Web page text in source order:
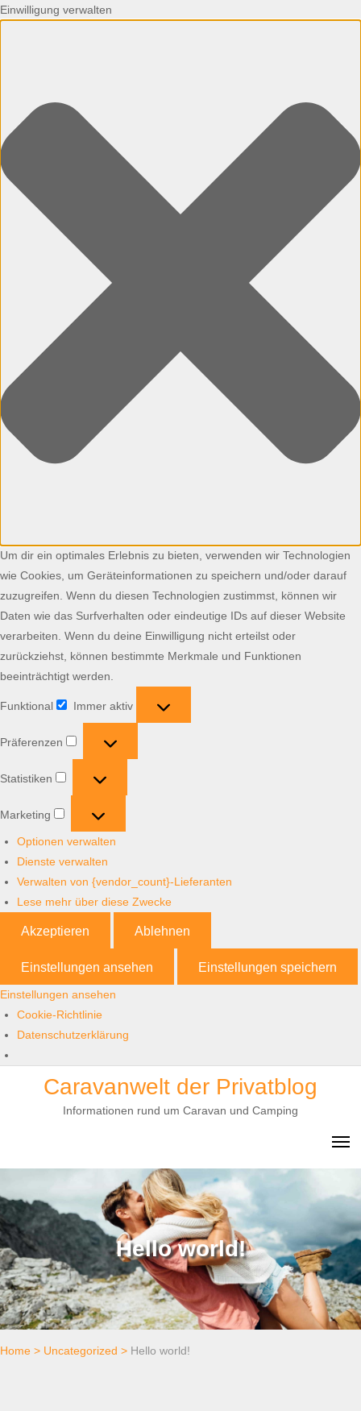
Einwilligung verwalten
Um dir ein optimales Erlebnis zu bieten, verwenden wir Technologien
wie Cookies, um Geräteinformationen zu speichern und/oder darauf
zuzugreifen. Wenn du diesen Technologien zustimmst, können wir
Daten wie das Surfverhalten oder eindeutige IDs auf dieser Website
verarbeiten. Wenn du deine Einwilligung nicht erteilst oder
zurückziehst, können bestimmte Merkmale und Funktionen
beeinträchtigt werden.
Funktional Funktional
Immer aktiv
Präferenzen Präferenzen
Statistiken Statistiken
Marketing
Marketing
Optionen verwalten
Dienste verwalten
Verwalten von {vendor_count}-Lieferanten
Lese mehr über diese Zwecke
Akzeptieren Ablehnen
Einstellungen ansehen Einstellungen speichern
Einstellungen ansehen
Cookie-Richtlinie
Datenschutzerklärung
Caravanwelt der Privatblog
Informationen rund um Caravan und Camping
Hello world!
Home > Uncategorized > Hello world!